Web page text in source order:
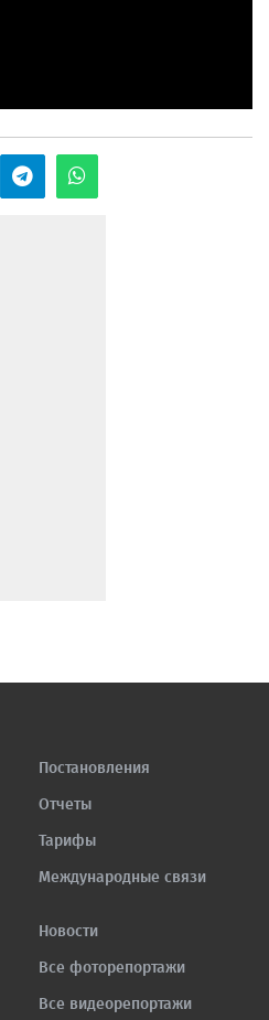
Постановления
Отчеты
Тарифы
Международные связи
Новости
Все фоторепортажи
Все видеорепортажи